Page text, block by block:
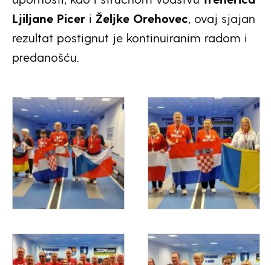
Ljiljane Picer i Željke Orehovec , ovaj sjajan
rezultat postignut je kontinuiranim radom i
predanošću.